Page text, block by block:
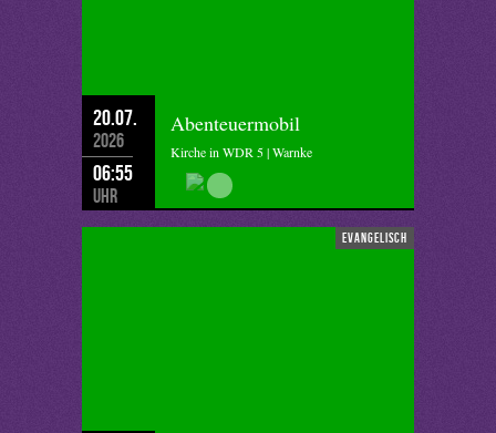
20.07.
2026
06:55
Uhr
Abenteuermobil
Kirche in WDR 5 | Warnke
evangelisch